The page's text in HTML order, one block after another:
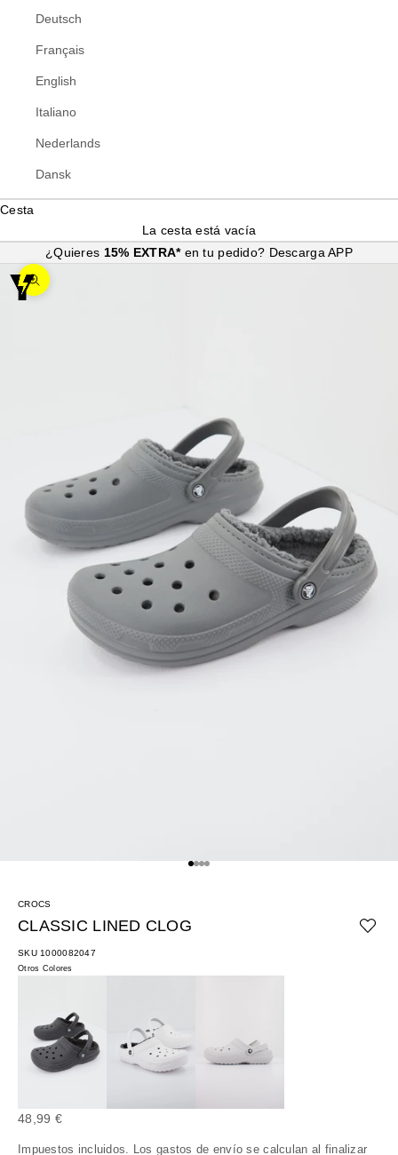
Deutsch
Français
English
Italiano
Nederlands
Dansk
Cesta
La cesta está vacía
¿Quieres 15% EXTRA* en tu pedido? Descarga APP
Zoom
Ir al artículo 1
Ir al artículo 2
Ir al artículo 3
Ir al artículo 4
CROCS
CLASSIC LINED CLOG
SKU 1000082047
Otros Colores
Precio de oferta
48,99 €
Impuestos incluidos. Los gastos de envío se calculan al finalizar